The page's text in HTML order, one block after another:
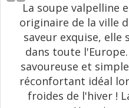
La soupe valpelline
originaire de la ville
saveur exquise, elle
dans toute
savoureuse et
réconfortant idéal
froides de l'hiver !